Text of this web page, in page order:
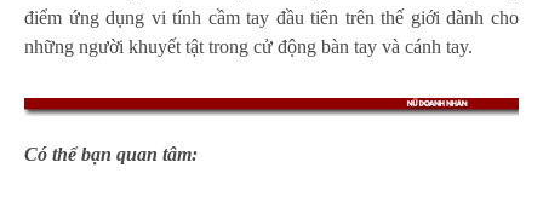
điểm ứng dụng vi tính cầm tay đầu tiên trên thế giới dành cho
những người khuyết tật trong cử động bàn tay và cánh tay.
Có thể bạn quan tâm: